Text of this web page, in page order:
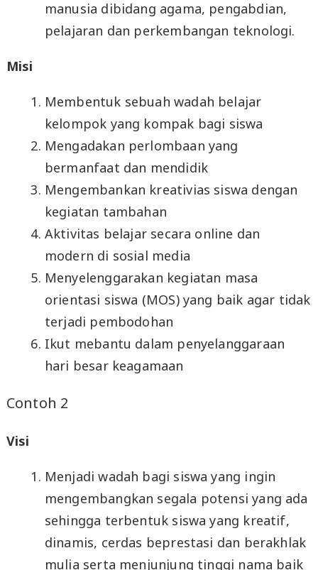
manusia dibidang agama, pengabdian,
pelajaran dan perkembangan teknologi.
Misi
Membentuk sebuah wadah belajar
kelompok yang kompak bagi siswa
Mengadakan perlombaan yang
bermanfaat dan mendidik
Mengembankan kreativias siswa dengan
kegiatan tambahan
Aktivitas belajar secara online dan
modern di sosial media
Menyelenggarakan kegiatan masa
orientasi siswa (MOS) yang baik agar tidak
terjadi pembodohan
Ikut mebantu dalam penyelanggaraan
hari besar keagamaan
Contoh 2
Visi
Menjadi wadah bagi siswa yang ingin
mengembangkan segala potensi yang ada
sehingga terbentuk siswa yang kreatif,
dinamis, cerdas beprestasi dan berakhlak
mulia serta menjunjung tinggi nama baik